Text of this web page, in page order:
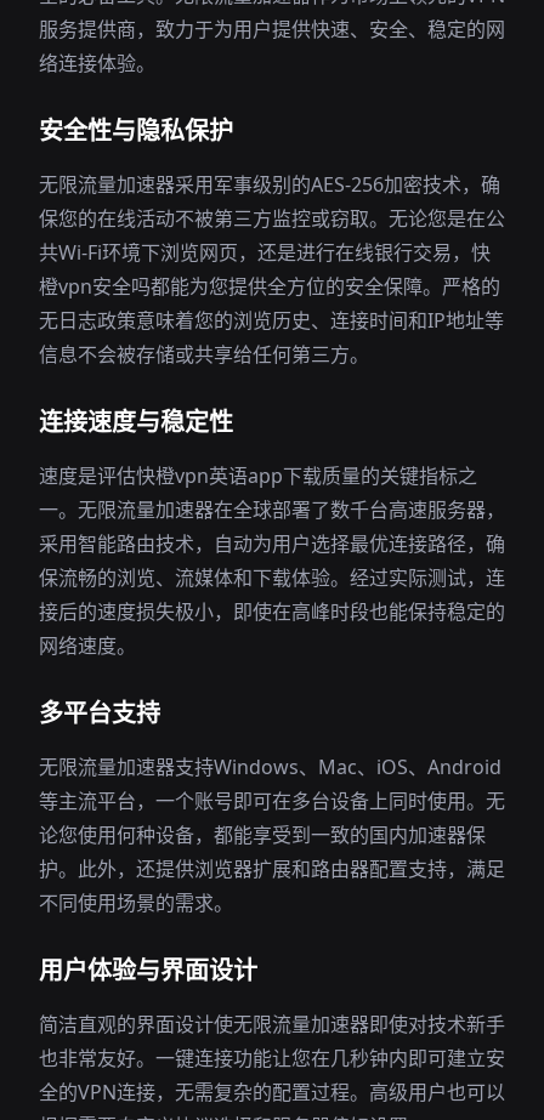
服务提供商，致力于为用户提供快速、安全、稳定的网
络连接体验。
安全性与隐私保护
无限流量加速器采用军事级别的AES-256加密技术，确
保您的在线活动不被第三方监控或窃取。无论您是在公
共Wi-Fi环境下浏览网页，还是进行在线银行交易，快
橙vpn安全吗都能为您提供全方位的安全保障。严格的
无日志政策意味着您的浏览历史、连接时间和IP地址等
信息不会被存储或共享给任何第三方。
连接速度与稳定性
速度是评估快橙vpn英语app下载质量的关键指标之
一。无限流量加速器在全球部署了数千台高速服务器，
采用智能路由技术，自动为用户选择最优连接路径，确
保流畅的浏览、流媒体和下载体验。经过实际测试，连
接后的速度损失极小，即使在高峰时段也能保持稳定的
网络速度。
多平台支持
无限流量加速器支持Windows、Mac、iOS、Android
等主流平台，一个账号即可在多台设备上同时使用。无
论您使用何种设备，都能享受到一致的国内加速器保
护。此外，还提供浏览器扩展和路由器配置支持，满足
不同使用场景的需求。
用户体验与界面设计
简洁直观的界面设计使无限流量加速器即使对技术新手
也非常友好。一键连接功能让您在几秒钟内即可建立安
全的VPN连接，无需复杂的配置过程。高级用户也可以